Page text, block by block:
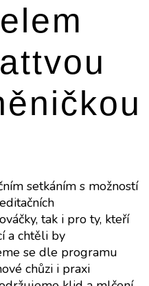
setkáním s možností
tak i pro ty, kteří
a chtěli by
se dle programu
chůzi i praxi